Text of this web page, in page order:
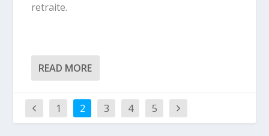
retraite.
READ MORE
1 2 3 4 5